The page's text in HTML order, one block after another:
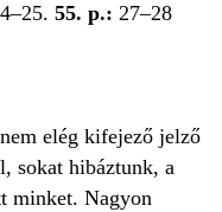
55. p.: 27–28
elég kifejező jelző
sokat hibáztunk, a
minket. Nagyon